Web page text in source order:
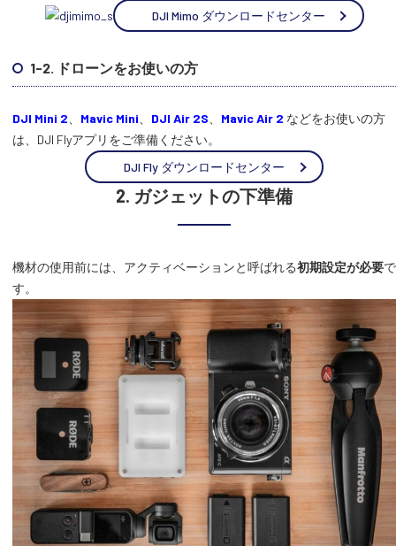
DJI Mimo ダウンロードセンター
1-2. ドローンをお使いの方
DJI Mini 2、 Mavic Mini、 DJI Air 2S、 Mavic Air 2 などをお使いの方
は、DJI Flyアプリをご準備ください。
DJI Fly ダウンロードセンター
2. ガジェットの下準備
機材の使用前には、アクティベーションと呼ばれる初期設定が必要で
す。